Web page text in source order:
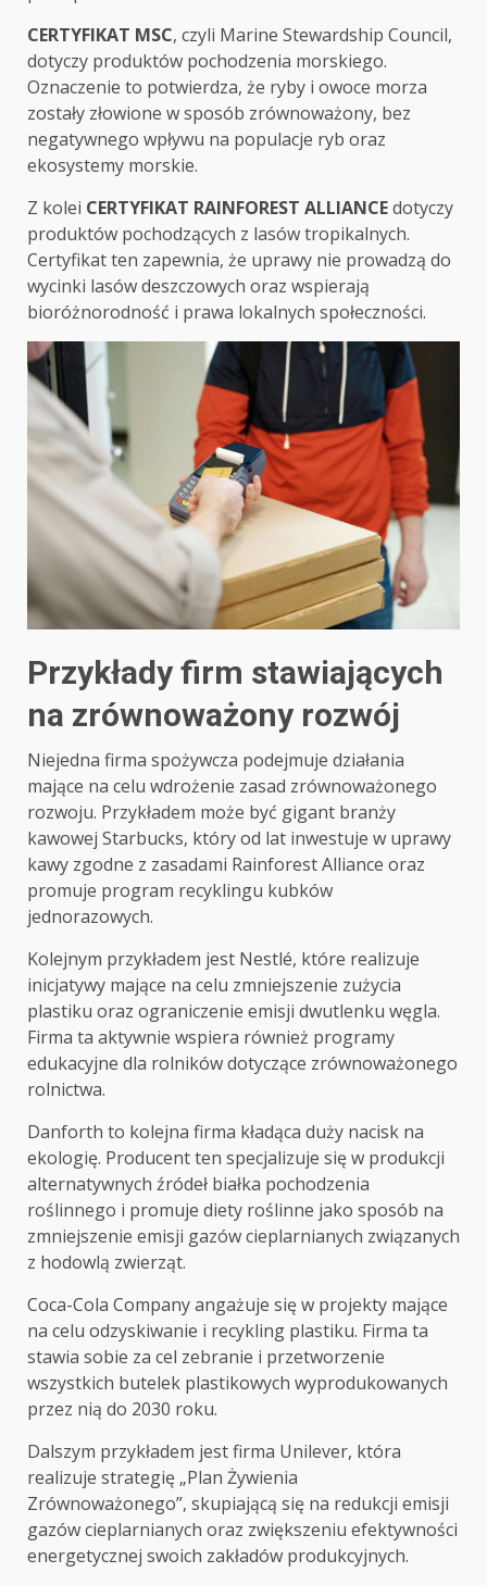
CERTYFIKAT MSC, czyli Marine Stewardship Council,
dotyczy produktów pochodzenia morskiego.
Oznaczenie to potwierdza, że ryby i owoce morza
zostały złowione w sposób zrównoważony, bez
negatywnego wpływu na populacje ryb oraz
ekosystemy morskie.
Z kolei CERTYFIKAT RAINFOREST ALLIANCEdotyczy
produktów pochodzących z lasów tropikalnych.
Certyfikat ten zapewnia, że uprawy nie prowadzą do
wycinki lasów deszczowych oraz wspierają
bioróżnorodność i prawa lokalnych społeczności.
Przykłady firm stawiających
na zrównoważony rozwój
Niejedna firma spożywcza podejmuje działania
mające na celu wdrożenie zasad zrównoważonego
rozwoju. Przykładem może być gigant branży
kawowej Starbucks, który od lat inwestuje w uprawy
kawy zgodne z zasadami Rainforest Alliance oraz
promuje program recyklingu kubków
jednorazowych.
Kolejnym przykładem jest Nestlé, które realizuje
inicjatywy mające na celu zmniejszenie zużycia
plastiku oraz ograniczenie emisji dwutlenku węgla.
Firma ta aktywnie wspiera również programy
edukacyjne dla rolników dotyczące zrównoważonego
rolnictwa.
Danforth to kolejna firma kładąca duży nacisk na
ekologię. Producent ten specjalizuje się w produkcji
alternatywnych źródeł białka pochodzenia
roślinnego i promuje diety roślinne jako sposób na
zmniejszenie emisji gazów cieplarnianych związanych
z hodowlą zwierząt.
Coca-Cola Company angażuje się w projekty mające
na celu odzyskiwanie i recykling plastiku. Firma ta
stawia sobie za cel zebranie i przetworzenie
wszystkich butelek plastikowych wyprodukowanych
przez nią do 2030 roku.
Dalszym przykładem jest firma Unilever, która
realizuje strategię „Plan Żywienia
Zrównoważonego”, skupiającą się na redukcji emisji
gazów cieplarnianych oraz zwiększeniu efektywności
energetycznej swoich zakładów produkcyjnych.